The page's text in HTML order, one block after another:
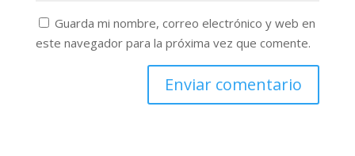
Guarda mi nombre, correo electrónico y web en
este navegador para la próxima vez que comente.